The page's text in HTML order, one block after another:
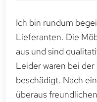
Ich bin rundum
Lieferanten. Die
aus und sind
Leider waren bei
beschädigt. Nach
überaus